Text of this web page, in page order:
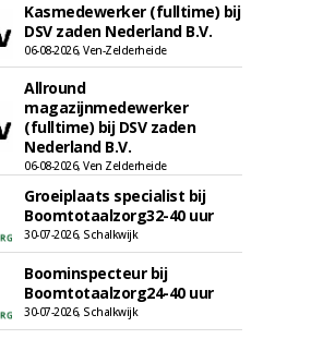
Kasmedewerker (fulltime) bij
DSV zaden Nederland B.V.
06-08-2026, Ven-Zelderheide
Allround
magazijnmedewerker
(fulltime) bij DSV zaden
Nederland B.V.
06-08-2026, Ven Zelderheide
Groeiplaats specialist bij
Boomtotaalzorg32-40 uur
30-07-2026, Schalkwijk
Boominspecteur bij
Boomtotaalzorg24-40 uur
30-07-2026, Schalkwijk